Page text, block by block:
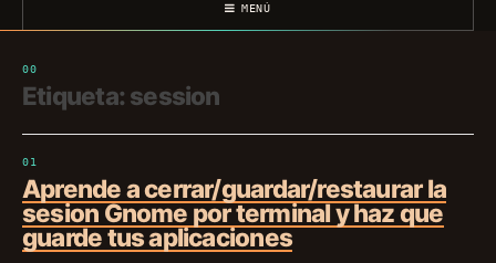
MENÚ
Etiqueta: session
Aprende a cerrar/guardar/restaurar la
sesion Gnome por terminal y haz que
guarde tus aplicaciones